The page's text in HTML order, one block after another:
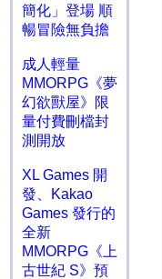
簡化」登場 順
暢冒險無負擔
成人輕量
MMORPG《夢
幻欲獸屋》限
量付費刪檔封
測開放
XL Games 開
發、Kakao
Games 發行的
全新
MMORPG《上
古世紀 S》預